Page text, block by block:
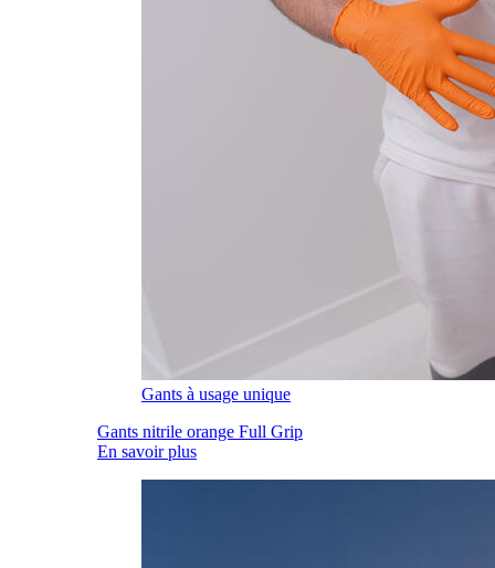
Gants à usage unique
Gants nitrile orange Full Grip
En savoir plus